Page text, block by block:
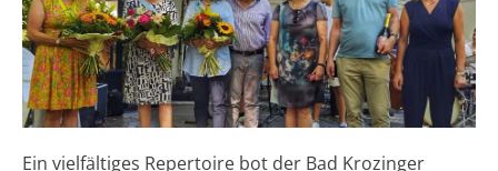
Ein vielfältiges Repertoire bot der Bad Krozinger